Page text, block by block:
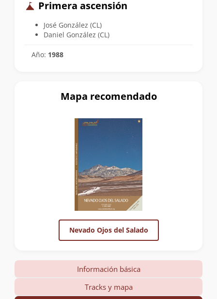
Primera ascensión
José González (CL)
Daniel González (CL)
Año: 1988
Mapa recomendado
Nevado Ojos del Salado
Información básica
Tracks y mapa